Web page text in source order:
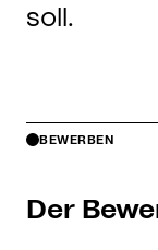
soll.
BEWERBEN
Der